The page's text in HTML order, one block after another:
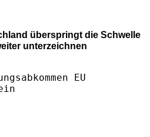
überspringt die Schwelle
unterzeichnen